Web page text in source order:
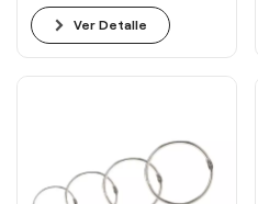
cubiertas transparentes
con lomo de acero para la
formación inmobiliaria y
Ver Detalle